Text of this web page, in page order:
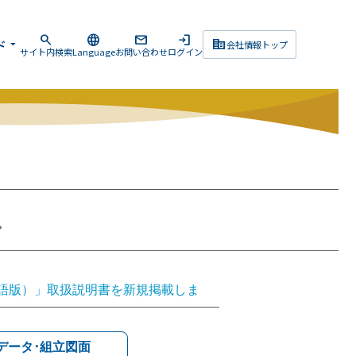
corporate_fare会社情報トップ
search
サイト内検索
language
Language
mail
お問い合わせ
login
ログイン
arrow_drop_down
版）」取扱説明書を新規掲載しま
版）」取扱説明書を更新しまし
ータ･組立図面